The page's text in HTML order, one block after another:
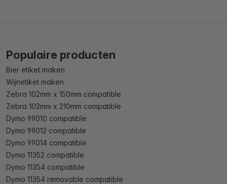
Populaire producten
Bier etiket maken
Wijnetiket maken
Zebra 102mm x 150mm compatible
Zebra 102mm x 210mm compatible
Dymo 99010 compatible
Dymo 99012 compatible
Dymo 99014 compatible
Dymo 11352 compatible
Dymo 11354 compatible
Dymo 11354 removable compatible